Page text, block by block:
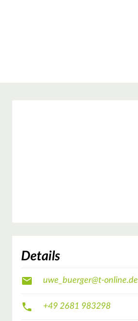
Details
uwe_buerger@t-online.de
+49 2681 983298